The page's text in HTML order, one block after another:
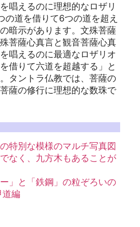
唱えるのに理想的なロザリ
の道を借りて6つの道を超え
暗示があります。文殊菩薩
菩薩心真言と観音菩薩心真
唱えるのに最適なロザリオ
借りて六道を超越する」と
タントラ仏教では、菩薩の
薩の修行に理想的な数珠で
特別な模様のマルチ写真図
なく、九方木もあることが
」と「鉄鋼」の粒ぞろいの
道編